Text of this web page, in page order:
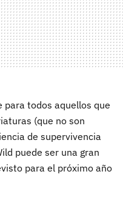
para todos aquellos que
(que no son
de supervivencia
puede ser una gran
para el próximo año